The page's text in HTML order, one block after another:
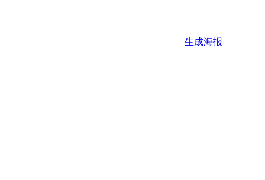
生成海报